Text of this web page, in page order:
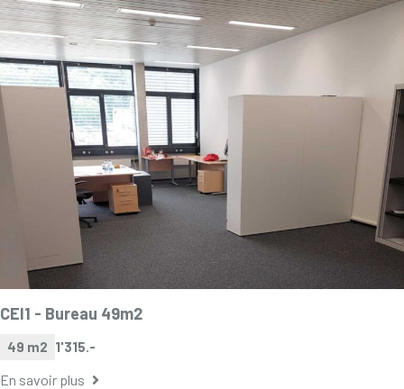
CEI1 - Bureau 49m2
49 m2 1'315.-
En savoir plus